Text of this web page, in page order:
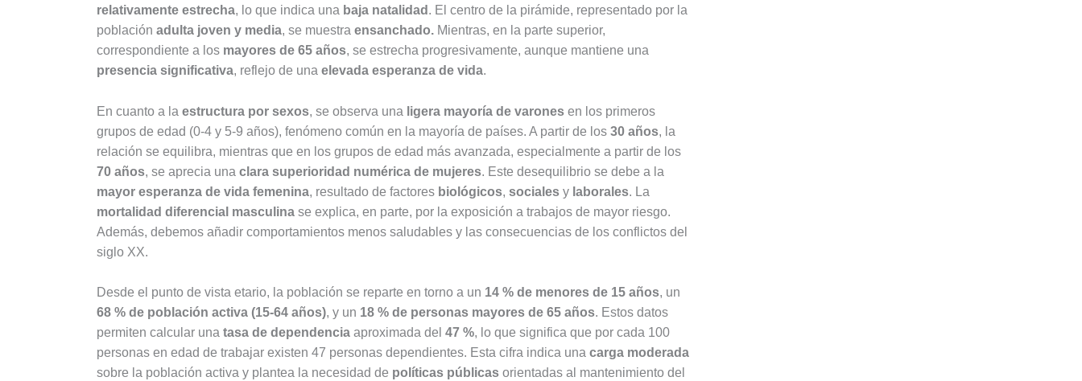
relativamente estrecha, lo que indica una baja natalidad . El centro de la pirámide, representado por la
población adulta joven y media, se muestra ensanchado. Mientras, en la parte superior,
correspondiente a los mayores de 65 años, se estrecha progresivamente, aunque mantiene una
presencia significativa, reflejo de una elevada esperanza de vida.
En cuanto a la estructura por sexos, se observa una ligera mayoría de varones en los primeros
grupos de edad (0-4 y 5-9 años), fenómeno común en la mayoría de países. A partir de los 30 años, la
relación se equilibra, mientras que en los grupos de edad más avanzada, especialmente a partir de los
70 años, se aprecia una clara superioridad numérica de mujeres. Este desequilibrio se debe a la
mayor esperanza de vida femenina, resultado de factores biológicos, sociales y laborales. La
mortalidad diferencial masculina se explica, en parte, por la exposición a trabajos de mayor riesgo.
Además, debemos añadir comportamientos menos saludables y las consecuencias de los conflictos del
siglo XX.
Desde el punto de vista etario, la población se reparte en torno a un 14 % de menores de 15 años, un
68 % de población activa (15-64 años), y un 18 % de personas mayores de 65 años. Estos datos
permiten calcular una tasa de dependencia aproximada del 47 %, lo que significa que por cada 100
personas en edad de trabajar existen 47 personas dependientes. Esta cifra indica una carga moderada
sobre la población activa y plantea la necesidad de políticas públicas orientadas al mantenimiento del